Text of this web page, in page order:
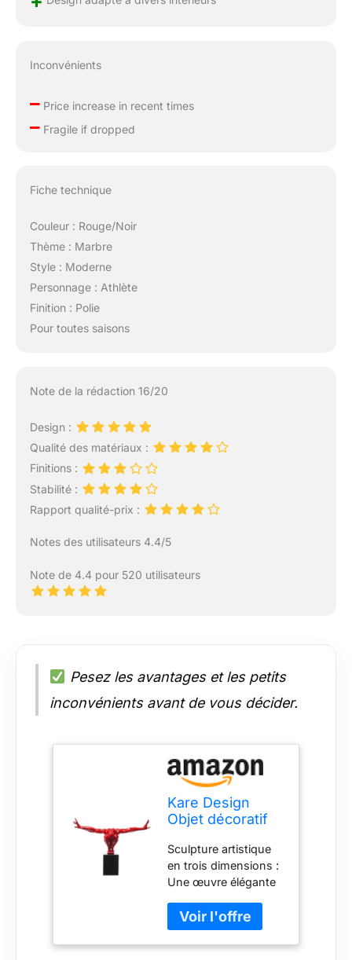
Inconvénients
–Price increase in recent times
–Fragile if dropped
Fiche technique
Couleur : Rouge/Noir
Thème : Marbre
Style : Moderne
Personnage : Athlète
Finition : Polie
Pour toutes saisons
Note de la rédaction 16/20
Design :
Qualité des matériaux :
Finitions :
Stabilité :
Rapport qualité-prix :
Notes des utilisateurs 4.4/5
Note de 4.4 pour 520 utilisateurs
Pesez les avantages et les petits
inconvénients avant de vous décider.
Kare Design
Objet décoratif
rouge/noir,
marbre,
sculpture, deco,
decoration
chambre,
maison, salon,
cadeau homme,
Sculpture artistique
en trois dimensions :
Une œuvre élégante
sur un socle massif
en marbre noir pour
une présence